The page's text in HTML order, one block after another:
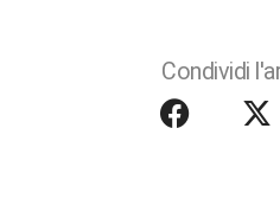
Condividi